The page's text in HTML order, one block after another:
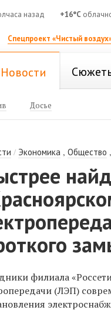
назад +16°C
Спецпроект «Чистый
Новости
Досье
/ Экономика ,Общество
филиала
(ЛЭП)